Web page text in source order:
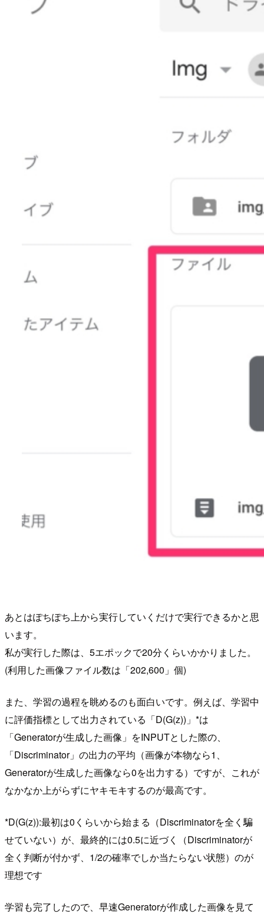
あとはぽちぽち上から実行していくだけで実行できるかと思
います。
私が実行した際は、5エポックで20分くらいかかりました。
(利用した画像ファイル数は「202,600」個)
また、学習の過程を眺めるのも面白いです。例えば、学習中
に評価指標として出力されている「D(G(z))」*は
「Generatorが生成した画像」をINPUTとした際の、
「Discriminator」の出力の平均（画像が本物なら1、
Generatorが生成した画像なら0を出力する）ですが、これが
なかなか上がらずにヤキモキするのが最高です。
*D(G(z)):最初は0くらいから始まる（Discriminatorを全く騙
せていない）が、最終的には0.5に近づく（Discriminatorが
全く判断が付かず、1/2の確率でしか当たらない状態）のが
理想です
学習も完了したので、早速Generatorが作成した画像を見て